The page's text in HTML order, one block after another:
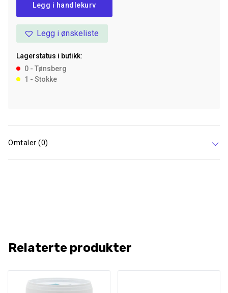
Fiskestang
Julemann/Snømann
antall
Legg i handlekurv
Legg i ønskeliste
Lagerstatus i butikk:
0 - Tønsberg
1 - Stokke
Omtaler (0)
Relaterte produkter